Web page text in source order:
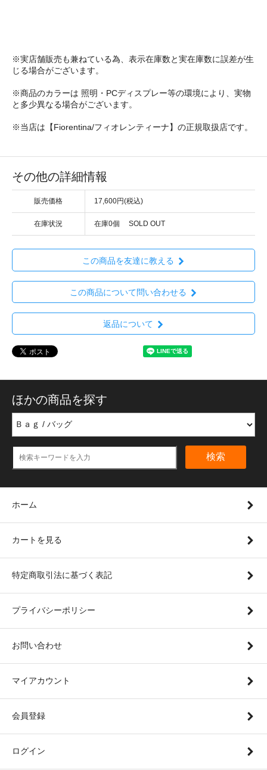
※実店舗販売も兼ねている為、表示在庫数と実在庫数に誤差が生
じる場合がございます。
※商品のカラーは 照明・PCディスプレー等の環境により、実物
と多少異なる場合がございます。
※当店は【Fiorentina/フィオレンティーナ】の正規取扱店です。
その他の詳細情報
販売価格 17,600円(税込)
在庫状況 在庫0個 SOLD OUT
この商品を友達に教える
この商品について問い合わせる
返品について
ほかの商品を探す
検索
ホーム
カートを見る
特定商取引法に基づく表記
プライバシーポリシー
お問い合わせ
マイアカウント
会員登録
ログイン